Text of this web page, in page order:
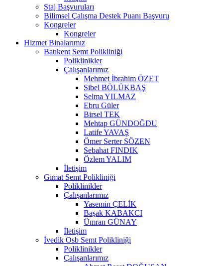
Staj Başvuruları
Bilimsel Çalışma Destek Puanı Başvuru
Kongreler
Kongreler
Hizmet Binalarımız
Batıkent Semt Polikliniği
Poliklinikler
Çalışanlarımız
Mehmet İbrahim ÖZET
Sibel BÖLÜKBAŞ
Selma YILMAZ
Ebru Güler
Birsel TEK
Mehtap GÜNDOĞDU
Latife YAVAŞ
Ömer Serter SÖZEN
Sebahat FINDIK
Özlem YALIM
İletişim
Gimat Semt Polikliniği
Poliklinikler
Çalışanlarımız
Yasemin ÇELİK
Başak KABAKCI
Ümran GÜNAY
İletişim
İvedik Osb Semt Polikliniği
Poliklinikler
Çalışanlarımız